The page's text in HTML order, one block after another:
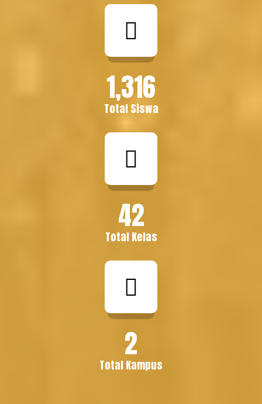
1,316
Total Siswa
42
Total Kelas
2
Total Kampus